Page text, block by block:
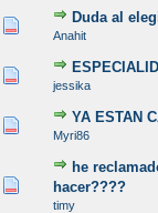
Duda al
Anahit
0
jessika
0
YA ESTAN
Myri86
0
he
hacer????
timy
0